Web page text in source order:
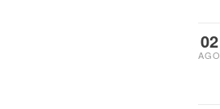
02
AGO